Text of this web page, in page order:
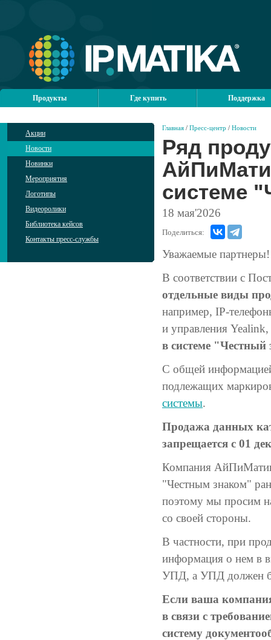
Продукты Где купить Поддержка
Акции
Новости
Новинки
Мероприятия
Логотипы
Видеоролики
Библиотека кейсов
Контакты пресс-службы
Главная / Пресс-центр / Новости
Ряд
системе
18 мая'2026
Поделиться:
Уважаемые партнеры!
В соответствии с
отдельные виды
например, IP-
и управления
в системе "Честный
С общей
подлежащих
системы.
Продажа данных
запрещается с 01
Компания
"Честным знаком"
поэтому мы просим
со своей стороны.
В частности, при
информация о нем в
УПД, а УПД должен
Если ваша
в связи с
систему